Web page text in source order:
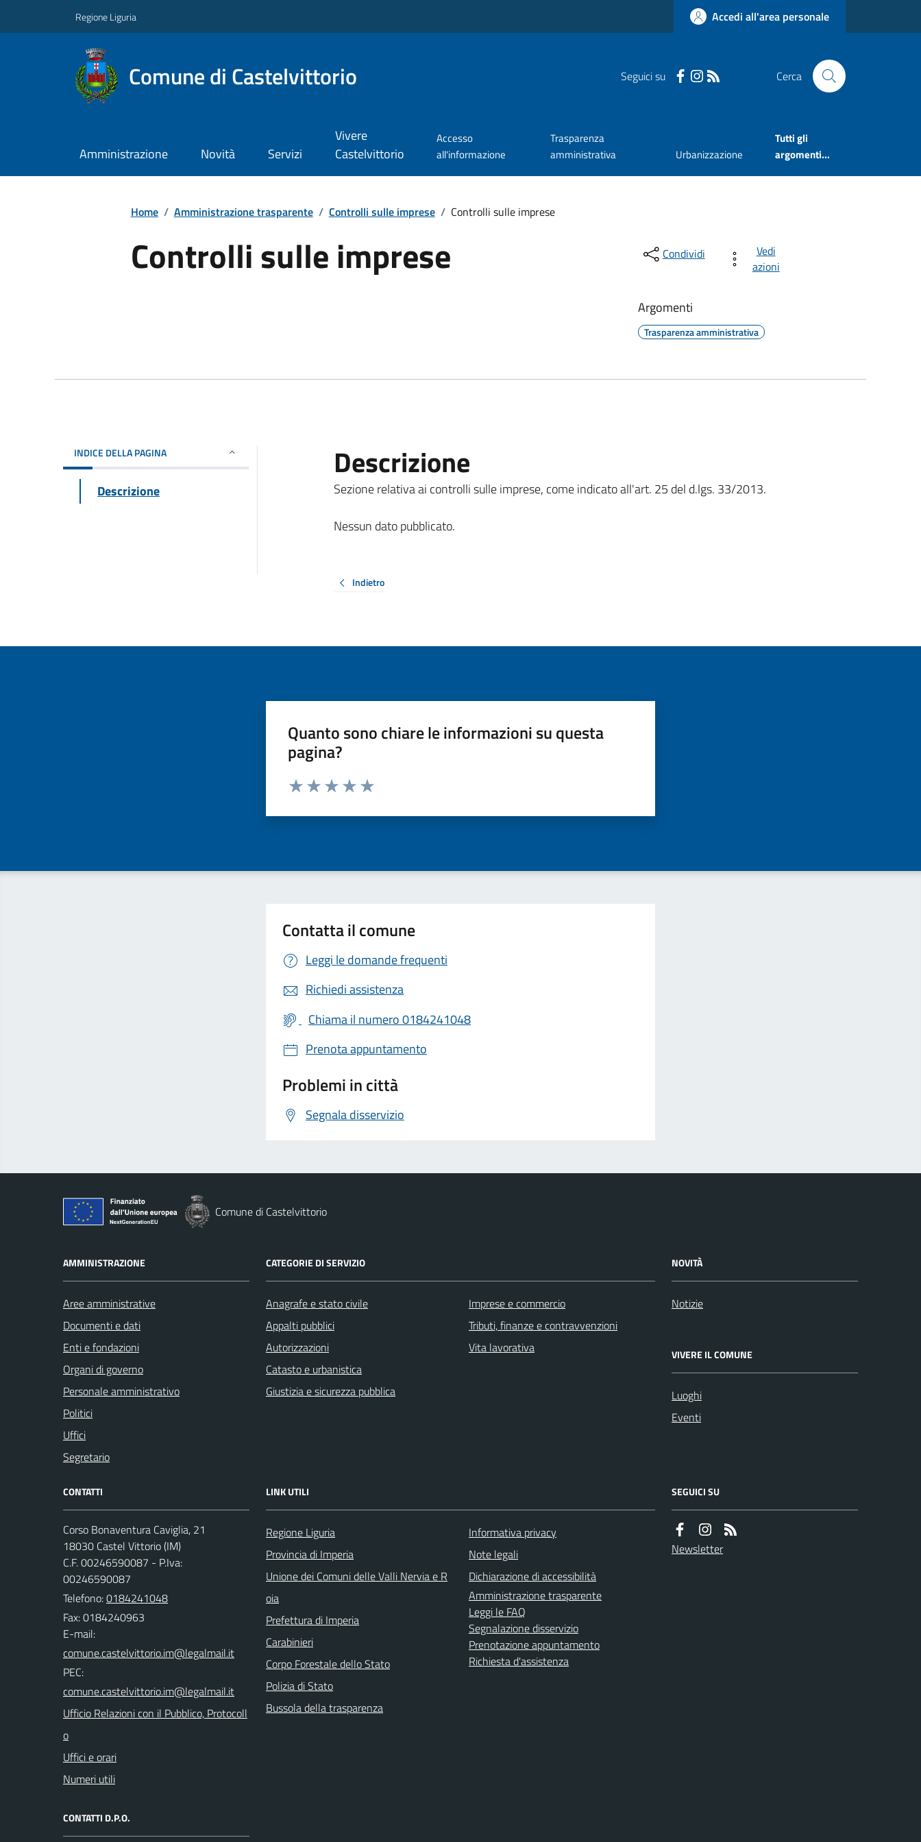
Regione Liguria Accedi all'area personale
Comune di Castelvittorio Seguici su Cerca
Amministrazione Novità Servizi
Vivere
Castelvittorio
Accesso
all'informazione
Trasparenza
amministrativa
Urbanizzazione
Tutti gli
argomenti...
Home / Amministrazione trasparente / Controlli sulle imprese / Controlli sulle imprese
Controlli sulle imprese Condividi
Vedi
azioni
Argomenti
Trasparenza amministrativa
INDICE DELLA PAGINA
Descrizione
Descrizione
Sezione relativa ai controlli sulle imprese, come indicato all'art. 25 del d.lgs. 33/2013.
Nessun dato pubblicato.
Indietro
Quanto sono chiare le informazioni su questa
pagina?
Valuta da 1 a 5 stelle la pagina
Contatta il comune
Leggi le domande frequenti
Richiedi assistenza
Chiama il numero 0184241048
Prenota appuntamento
Problemi in città
Segnala disservizio
Comune di Castelvittorio
AMMINISTRAZIONE
Aree amministrative
Documenti e dati
Enti e fondazioni
Organi di governo
Personale amministrativo
Politici
Uffici
Segretario
CATEGORIE DI SERVIZIO
Anagrafe e stato civile
Appalti pubblici
Autorizzazioni
Catasto e urbanistica
Giustizia e sicurezza pubblica
Imprese e commercio
Tributi, finanze e contravvenzioni
Vita lavorativa
NOVITÀ
Notizie
VIVERE IL COMUNE
Luoghi
Eventi
CONTATTI
Corso Bonaventura Caviglia, 21
18030 Castel Vittorio (IM)
C.F. 00246590087 - P.Iva:
00246590087
Telefono:0184241048
Fax: 0184240963
E-mail:
PEC:
Ufficio Relazioni con il Pubblico, Protocoll
o
Uffici e orari
Numeri utili
CONTATTI D.P.O.
LINK UTILI
Regione Liguria
Provincia di Imperia
Unione dei Comuni delle Valli Nervia e R
oia
Prefettura di Imperia
Carabinieri
Corpo Forestale dello Stato
Polizia di Stato
Bussola della trasparenza
Informativa privacy
Note legali
Dichiarazione di accessibilità
Amministrazione trasparente
Leggi le FAQ
Segnalazione disservizio
Prenotazione appuntamento
Richiesta d'assistenza
SEGUICI SU
Newsletter